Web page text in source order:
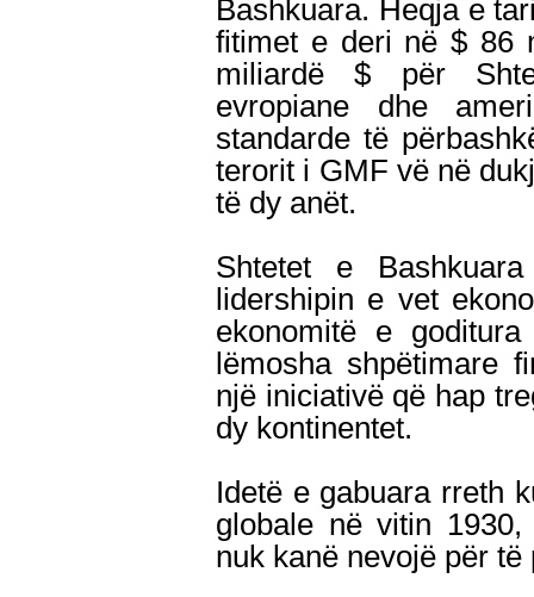
Bashkuara. Heqja e
fitimet e deri në $ 86
miliardë $ për
evropiane dhe
standarde të
terorit i GMF vë në
të dy anët.
Shtetet e
lidershipin e vet
ekonomitë e
lëmosha shpëtimare
një iniciativë që hap
dy kontinentet.
Idetë e gabuara rreth
globale në vitin
nuk kanë nevojë për